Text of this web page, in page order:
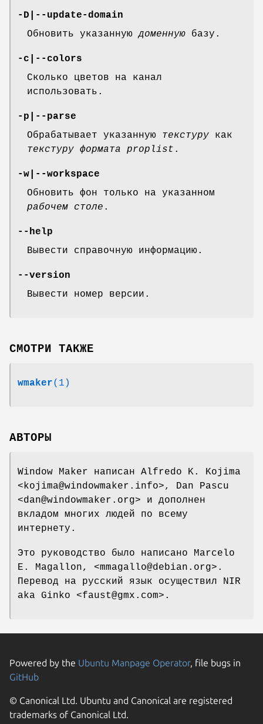
-D|--update-domain
Обновить указаннуюдоменную базу.
-c|--colors
Сколько цветов на канал
использовать.
-p|--parse
Обрабатывает указанную текстуру как
текстуру формата proplist .
-w|--workspace
Обновить фон только на указанном
рабочем столе .
--help
Вывести справочную информацию.
--version
Вывести номер версии.
СМОТРИ ТАКЖЕ
wmaker(1)
АВТОРЫ
Window Maker написан Alfredo K. Kojima
<kojima@windowmaker.info>, Dan Pascu
<dan@windowmaker.org> и дополнен
вкладом многих людей по всему
интернету.
Это руководство было написано Marcelo
E. Magallon, <mmagallo@debian.org>.
Перевод на русский язык осуществил NIR
aka Ginko <faust@gmx.com>.
Powered by the Ubuntu Manpage Operator, file bugs in
GitHub
© Canonical Ltd. Ubuntu and Canonical are registered
trademarks of Canonical Ltd.